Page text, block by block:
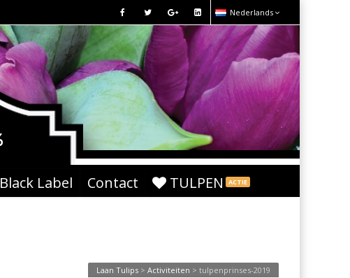
Nederlands
Black Label Contact TULPEN ACTIE
Laan Tulips > Activiteiten > tulpenprinses-2019